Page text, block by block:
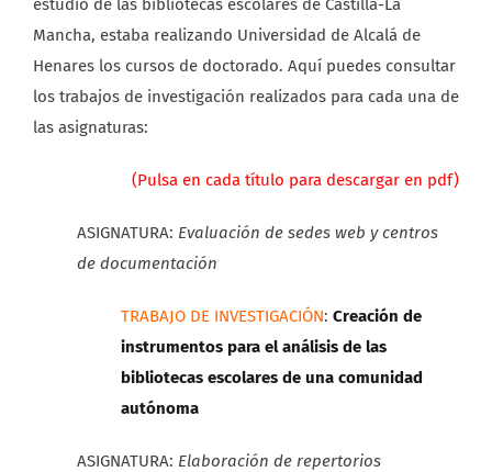
estudio de las bibliotecas escolares de Castilla-La
Mancha, estaba realizando Universidad de Alcalá de
Henares los cursos de doctorado. Aquí puedes consultar
los trabajos de investigación realizados para cada una de
las asignaturas:
(Pulsa en cada título para descargar en pdf)
ASIGNATURA: Evaluación de sedes web y centros
de documentación
TRABAJO DE INVESTIGACIÓN: Creación de
instrumentos para el análisis de las
bibliotecas escolares de una comunidad
autónoma
ASIGNATURA: Elaboración de repertorios